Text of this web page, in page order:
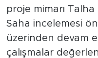
proje mimarı
Saha incelemesi
üzerinden devam
çalışmalar